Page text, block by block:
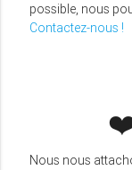
possible, nous
Contactez-nous !
Nous nous